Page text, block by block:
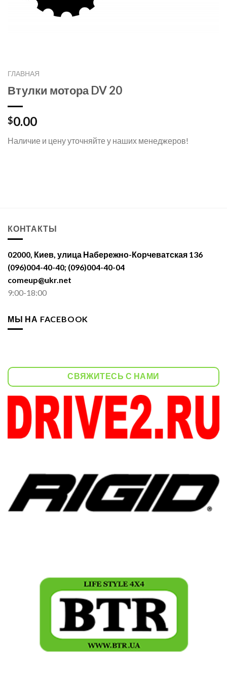
ГЛАВНАЯ
Втулки мотора DV 20
$0.00
Наличие и цену уточняйте у наших менеджеров!
КОНТАКТЫ
02000, Киев, улица Набережно-Корчеватская 136
(096)004-40-40; (096)004-40-04
comeup@ukr.net
9:00-18:00
МЫ НА FACEBOOK
СВЯЖИТЕСЬ С НАМИ